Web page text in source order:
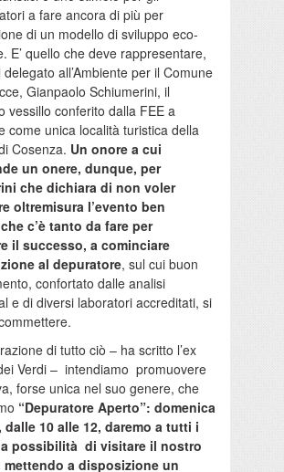
a fare ancora di più per
di un modello di sviluppo eco-
E’ quello che deve rappresentare,
all’Ambiente per il Comune
Gianpaolo Schiumerini, il
vessillo conferito dalla FEE a
come unica località turistica della
Cosenza. Un onore a cui
un onere, dunque, per
che dichiara di non voler
oltremisura l’evento ben
c’è tanto da fare per
il successo, a cominciare
al depuratore, sul cui buon
confortato dalle analisi
e di diversi laboratori accreditati, si
di tutto ciò – ha scritto l’ex
Verdi – intendiamo promuovere
forse unica nel suo genere, che
“Depuratore Aperto”: domenica
10 alle 12, daremo a tutti i
possibilità di visitare il nostro
mettendo a disposizione un